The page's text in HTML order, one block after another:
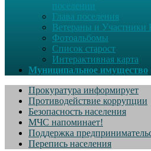
поселении
Глава поселения
Ветераны и
Фотоальбомы
Список старост
Интерактивная карта
Муниципальное имущество
Прокуратура информирует
Противодействие коррупции
Безопасность населения
МЧС напоминает!
Поддержка
Перепись населения